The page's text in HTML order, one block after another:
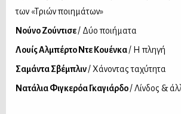
των «Τριών ποιημάτων»
Νούνο Ζούντισε/ Δύο ποιήματα
Λουίς Αλμπέρτο Ντε Κουένκα/ Η πληγή
Σαμάντα Σβέμπλιν/ Χάνοντας ταχύτητα
Νατάλια Φιγκερόα Γκαγιάρδο/ Λίνδος &